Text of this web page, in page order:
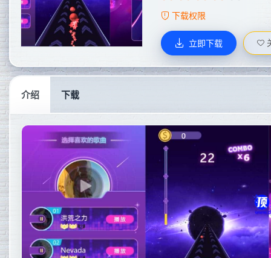
下载权限
立即下载
介绍 下载